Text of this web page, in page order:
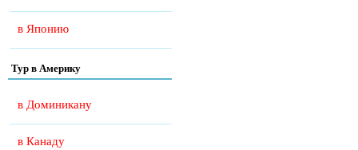
в Японию
Тур в Америку
в Доминикану
в Канаду